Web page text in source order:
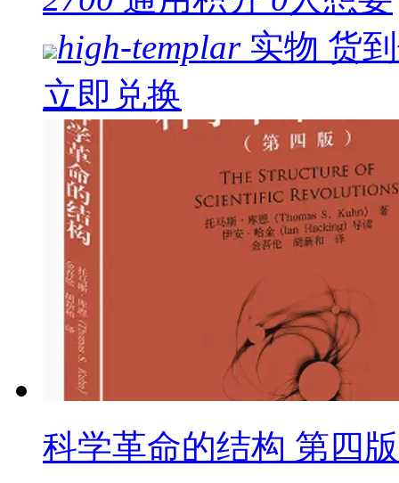
high-templar 实物 货
立即兑换
科学革命的结构 第四版